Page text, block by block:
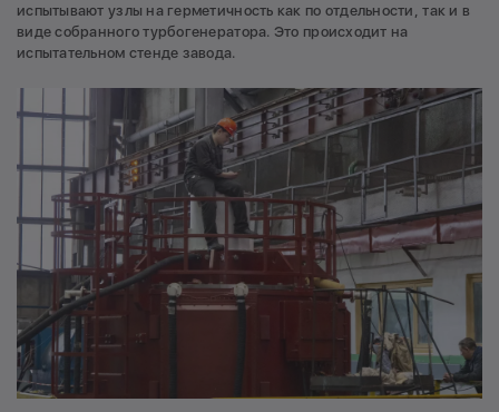
испытывают узлы на герметичность как по отдельности, так и в
виде собранного турбогенератора. Это происходит на
испытательном стенде завода.